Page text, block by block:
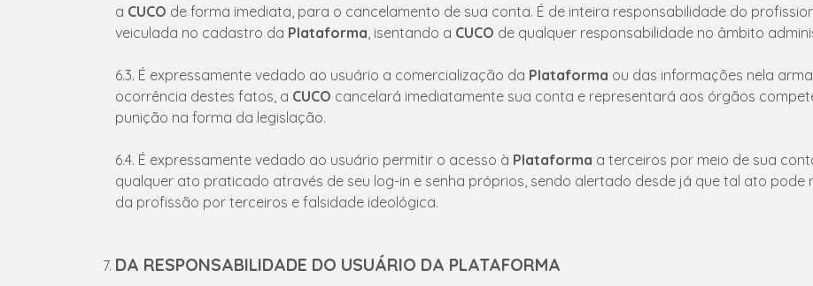
a CUCO de forma imediata, para o cancelamento de sua conta. É de inteira responsabilidade do
veiculada no cadastro da Plataforma, isentando a CUCO de qualquer responsabilidade no âmbito
6.3. É expressamente vedado ao usuário a comercialização da Plataforma ou das informações nela
ocorrência destes fatos, a CUCO cancelará imediatamente sua conta e representará aos órgãos
punição na forma da legislação.
6.4. É expressamente vedado ao usuário permitir o acesso à Plataforma a terceiros por meio de sua
qualquer ato praticado através de seu log-in e senha próprios, sendo alertado desde já que tal ato
da profissão por terceiros e falsidade ideológica.
DA RESPONSABILIDADE DO USUÁRIO DA PLATAFORMA